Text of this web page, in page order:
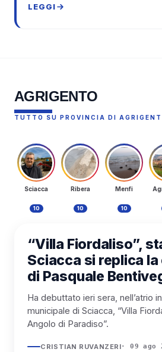
LEGGI
AGRIGENTO
TUTTO SU PROVINCIA DI
Sciacca
10
Ribera
10
Menfi
10
SCIACCA
“Villa Fiordaliso”,
Sciacca si replica
di Pasquale
Ha debuttato ieri sera, nell’atrio
municipale di Sciacca, “Villa
Angolo di Paradiso”.
CRISTIAN RUVANZERI· 09 ago